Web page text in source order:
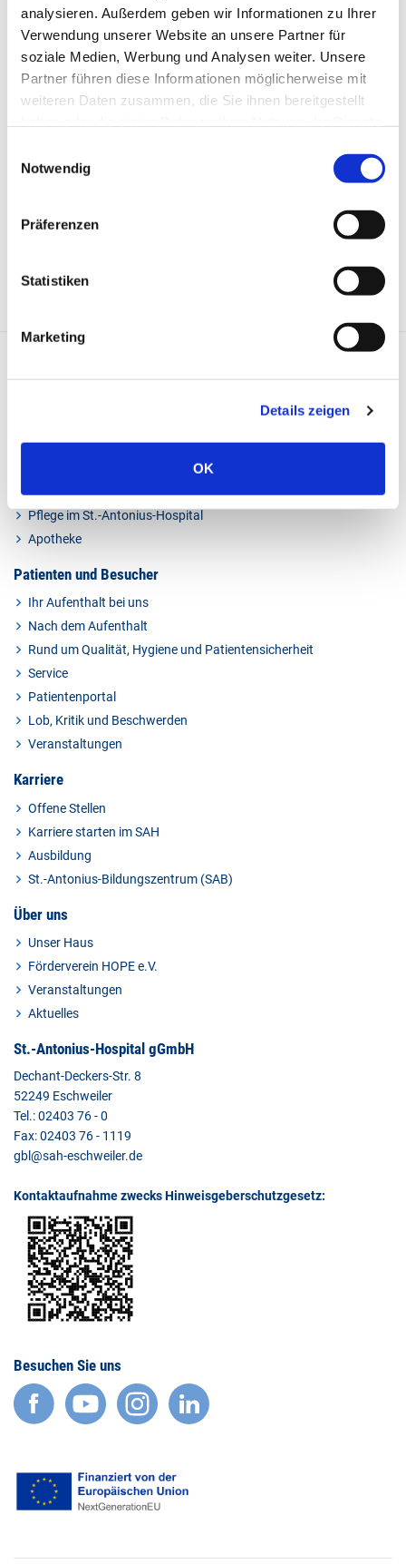
analysieren. Außerdem geben wir Informationen zu Ihrer
Verwendung unserer Website an unsere Partner für
soziale Medien, Werbung und Analysen weiter. Unsere
Partner führen diese Informationen möglicherweise mit
weiteren Daten zusammen, die Sie ihnen bereitgestellt
Notwendig
Präferenzen
Statistiken
Marketing
Details zeigen
OK
Akademisches Lehrkrankenhaus der RWTH Aachen
Dechant-Deckers-Str. 8
52249 Eschweiler
02403 76 - 0
Kliniken
Ambulante Angebote
Pflege im St.-Antonius-Hospital
Apotheke
Patienten und Besucher
Ihr Aufenthalt bei uns
Nach dem Aufenthalt
Rund um Qualität, Hygiene und Patientensicherheit
Service
Patientenportal
Lob, Kritik und Beschwerden
Veranstaltungen
Karriere
Offene Stellen
Karriere starten im SAH
Ausbildung
St.-Antonius-Bildungszentrum (SAB)
Über uns
Unser Haus
Förderverein HOPE e.V.
Veranstaltungen
Aktuelles
St.-Antonius-Hospital gGmbH
Dechant-Deckers-Str. 8
52249 Eschweiler
Tel.: 02403 76 - 0
Fax: 02403 76 - 1119
gbl@sah-eschweiler.de
Kontaktaufnahme zwecks Hinweisgeberschutzgesetz:
Besuchen Sie uns
facebook
YouTube
Instagram